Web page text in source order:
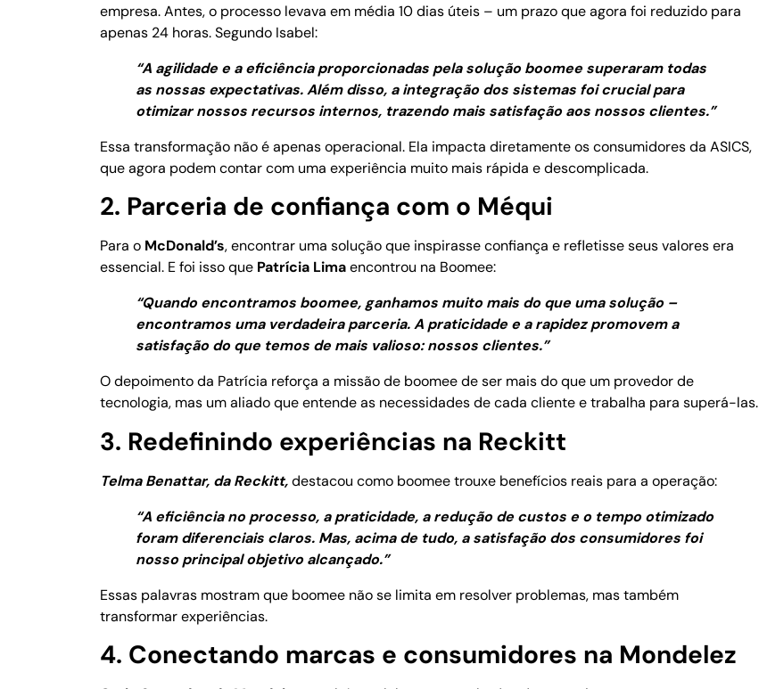
empresa. Antes, o processo levava em média 10 dias úteis – um prazo que agora foi reduzido para
apenas 24 horas. Segundo Isabel:
“A agilidade e a eficiência proporcionadas pela solução boomee superaram todas
as nossas expectativas. Além disso, a integração dos sistemas foi crucial para
otimizar nossos recursos internos, trazendo mais satisfação aos nossos clientes.”
Essa transformação não é apenas operacional. Ela impacta diretamente os consumidores da ASICS,
que agora podem contar com uma experiência muito mais rápida e descomplicada.
2. Parceria de confiança com o Méqui
Para o McDonald’s, encontrar uma solução que inspirasse confiança e refletisse seus valores era
essencial. E foi isso que Patrícia Limaencontrou na Boomee:
“Quando encontramos boomee, ganhamos muito mais do que uma solução –
encontramos uma verdadeira parceria. A praticidade e a rapidez promovem a
satisfação do que temos de mais valioso: nossos clientes.”
O depoimento da Patrícia reforça a missão de boomee de ser mais do que um provedor de
tecnologia, mas um aliado que entende as necessidades de cada cliente e trabalha para superá-las.
3. Redefinindo experiências na Reckitt
Telma Benattar, da Reckitt,destacou como boomee trouxe benefícios reais para a operação:
“A eficiência no processo, a praticidade, a redução de custos e o tempo otimizado
foram diferenciais claros. Mas, acima de tudo, a satisfação dos consumidores foi
nosso principal objetivo alcançado.”
Essas palavras mostram que boomee não se limita em resolver problemas, mas também
transformar experiências.
4. Conectando marcas e consumidores na Mondelez